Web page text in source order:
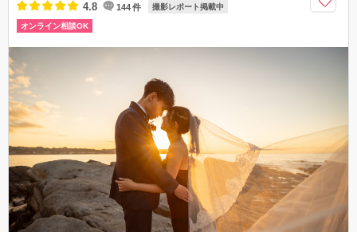
4.8 144件 撮影レポート掲載中
オンライン相談OK